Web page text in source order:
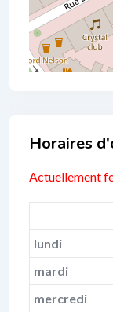
Business
Actuellement
lundi
mardi
mercredi